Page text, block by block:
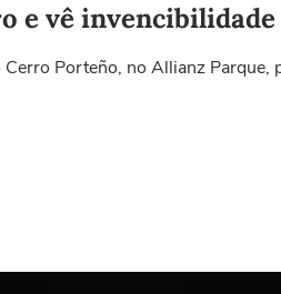
e vê
Porteño, no Allianz